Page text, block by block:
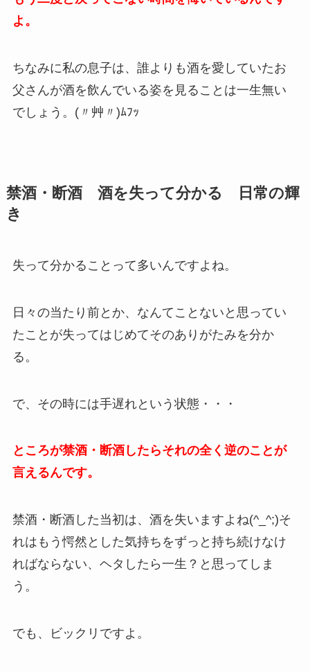
よ。
ちなみに私の息子は、誰よりも酒を愛していたお
父さんが酒を飲んでいる姿を見ることは一生無い
でしょう。(〃艸〃)ﾑﾌｯ
禁酒・断酒 酒を失って分かる 日常の輝
き
失って分かることって多いんですよね。
日々の当たり前とか、なんてことないと思ってい
たことが失ってはじめてそのありがたみを分か
る。
で、その時には手遅れという状態・・・
ところが禁酒・断酒したらそれの全く逆のことが
言えるんです。
禁酒・断酒した当初は、酒を失いますよね(^_^;)そ
れはもう愕然とした気持ちをずっと持ち続けなけ
ればならない、ヘタしたら一生？と思ってしま
う。
でも、ビックリですよ。